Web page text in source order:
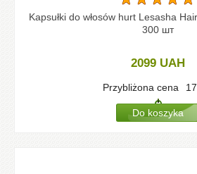
Kapsułki do włosów hurt Lesasha
300 шт
2099 UAH
Przybliżona cena